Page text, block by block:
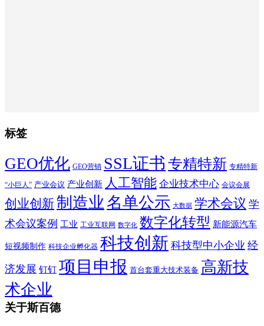
标签
GEO优化 GEO营销 SSL证书 专精特新 专精特新
“小巨人” 产业会议 产业创新 人工智能 企业技术中心 会议会展
创业创新制造业 名单公示 大数据 学术会议 学
术会议案例 工业 工业互联网 数字化 数字化转型 新能源汽车
短视频制作 科技企业孵化器 科技创新 科技型中小企业 经
济发展 钉钉 项目申报 首台套重大技术装备 高新技
术企业
关于斯百德